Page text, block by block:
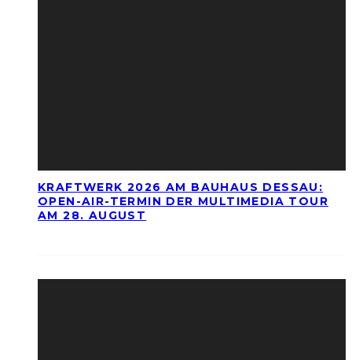
KRAFTWERK 2026 AM BAUHAUS DESSAU:
OPEN-AIR-TERMIN DER MULTIMEDIA TOUR
AM 28. AUGUST